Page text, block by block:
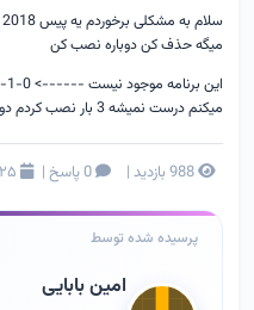
میگه حذف کن دوباره نصب کن
میکنم درست نمیشه 3 بار نصب کردم دوباره حذف کردم مشکلم درست نشد
988 بازدید | 0 پاسخ |
پرسیده شده توسط
امین بابایی